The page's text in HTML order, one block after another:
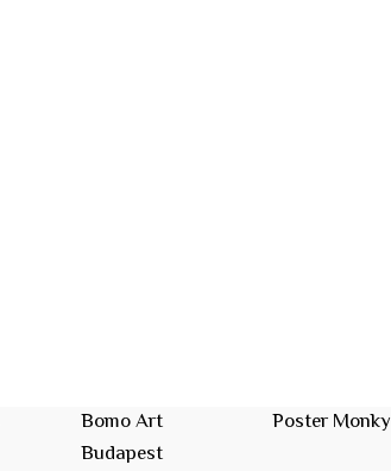
Bomo Art
Budapest
Poster Monky